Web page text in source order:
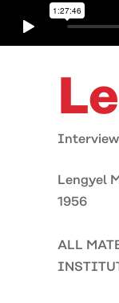
Interview
Lengyel
1956
ALL